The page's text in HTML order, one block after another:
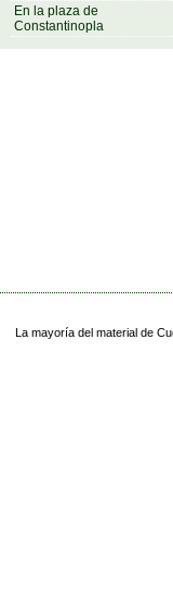
En la plaza de
Constantinopla
La mayoría del material de